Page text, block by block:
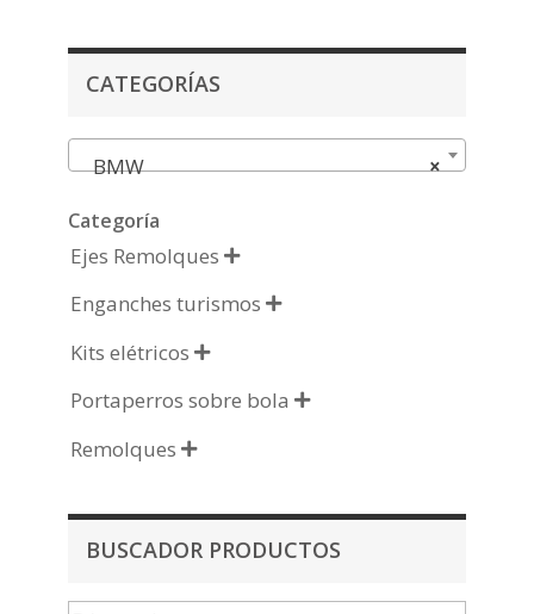
CATEGORÍAS
×
BMW
Categoría
Ejes Remolques 
Enganches turismos 
Kits elétricos 
Portaperros sobre bola 
Remolques 
BUSCADOR PRODUCTOS